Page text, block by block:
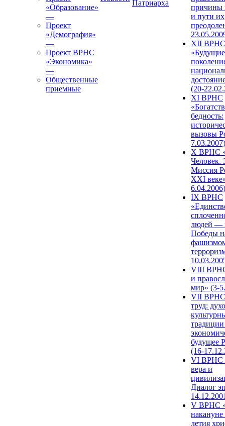
«Образование»
—
Проект
«Демография»
—
Проект ВРНС
«Экономика»
—
Общественные
приемные
Патриарха
причины
и пути их
XII ВРНС
«Будущие
(20-
XI ВРНС
бедность:
вызовы
7.03.2007)
X ВРНС
Человек.
Миссия
XXI
6.04.2006)
IX ВРНС
людей —
Победы
VIII
и
мир» (3-
VII ВРНС
труд:
будущее
(16-
VI ВРНС
вера и
Диалог
V ВРНС
накануне
летия